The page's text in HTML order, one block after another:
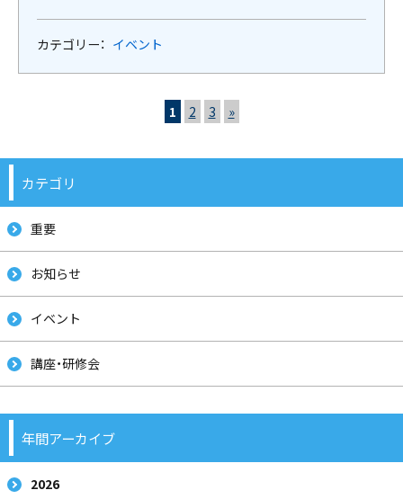
カテゴリー： イベント
1 2 3 »
カテゴリ
重要
お知らせ
イベント
講座・研修会
年間アーカイブ
2026